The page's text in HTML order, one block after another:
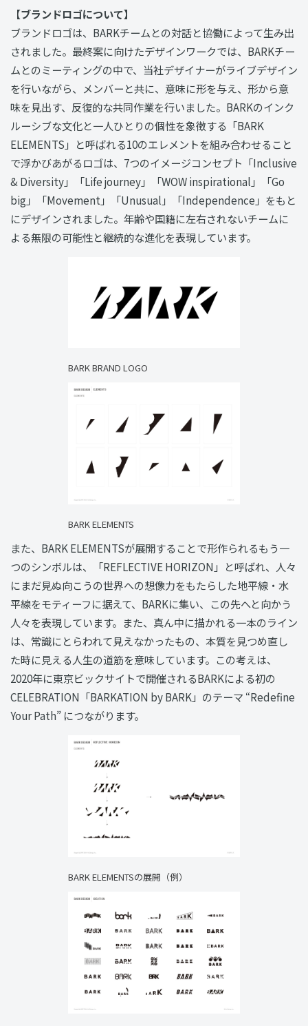
【ブランドロゴについて】
ブランドロゴは、BARKチームとの対話と協働によって生み出
されました。最終案に向けたデザインワークでは、BARKチー
ムとのミーティングの中で、当社デザイナーがライブデザイン
を行いながら、メンバーと共に、意味に形を与え、形から意
味を見出す、反復的な共同作業を行いました。BARKのインク
ルーシブな文化と一人ひとりの個性を象徴する「BARK
ELEMENTS」と呼ばれる10のエレメントを組み合わせること
で浮かびあがるロゴは、7つのイメージコンセプト「Inclusive
& Diversity」「Life journey」「WOW inspirational」「Go
big」「Movement」「Unusual」「Independence」をもと
にデザインされました。年齢や国籍に左右されないチームに
よる無限の可能性と継続的な進化を表現しています。
BARK BRAND LOGO
BARK ELEMENTS
また、BARK ELEMENTSが展開することで形作られるもう一
つのシンボルは、「REFLECTIVE HORIZON」と呼ばれ、人々
にまだ見ぬ向こうの世界への想像力をもたらした地平線・水
平線をモティーフに据えて、BARKに集い、この先へと向かう
人々を表現しています。また、真ん中に描かれる一本のライン
は、常識にとらわれて見えなかったもの、本質を見つめ直し
た時に見える人生の道筋を意味しています。この考えは、
2020年に東京ビックサイトで開催されるBARKによる初の
CELEBRATION「BARKATION by BARK」のテーマ “Redefine
Your Path” につながります。
BARK ELEMENTSの展開（例）